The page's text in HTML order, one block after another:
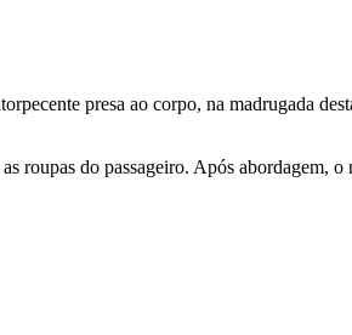
presa ao corpo, na madrugada
roupas do passageiro. Após abordagem,